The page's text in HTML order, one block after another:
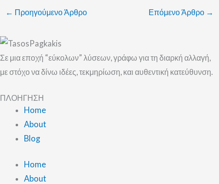
← Προηγούμενο Άρθρο Επόμενο Άρθρο →
Σε μια εποχή “εύκολων” λύσεων, γράφω για τη διαρκή αλλαγή,
με στόχο να δίνω ιδέες, τεκμηρίωση, και αυθεντική κατεύθυνση.
ΠΛΟΗΓΗΣΗ
Home
About
Blog
Home
About